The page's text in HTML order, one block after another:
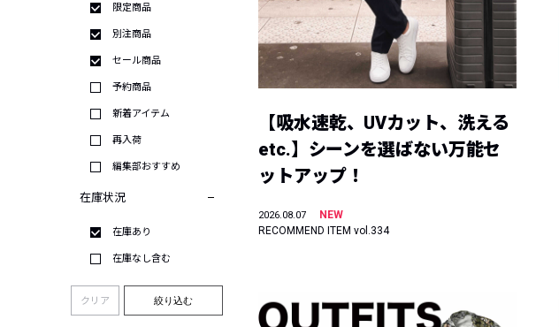
限定商品
別注商品
セール商品
予約商品
新着アイテム
再入荷
編集部おすすめ
在庫状況
在庫あり
在庫なし含む
クリア 絞り込む
【吸水速乾、UVカット、洗える
etc.】シーンを選ばない万能セ
ットアップ！
2026.08.07
NEW
RECOMMEND ITEM vol.334